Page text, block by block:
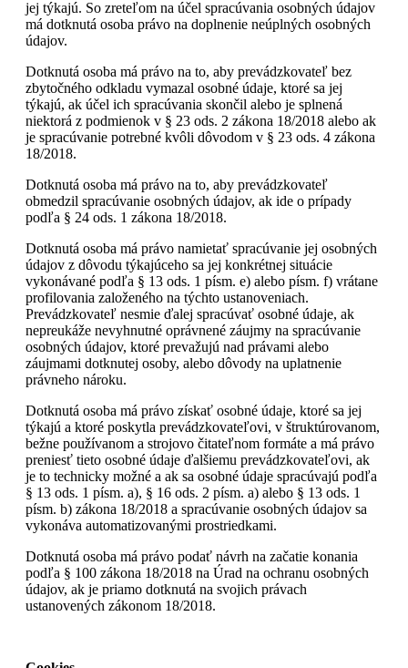
jej týkajú. So zreteľom na účel spracúvania osobných údajov
má dotknutá osoba právo na doplnenie neúplných osobných
údajov.
Dotknutá osoba má právo na to, aby prevádzkovateľ bez
zbytočného odkladu vymazal osobné údaje, ktoré sa jej
týkajú, ak účel ich spracúvania skončil alebo je splnená
niektorá z podmienok v § 23 ods. 2 zákona 18/2018 alebo ak
je spracúvanie potrebné kvôli dôvodom v § 23 ods. 4 zákona
18/2018.
Dotknutá osoba má právo na to, aby prevádzkovateľ
obmedzil spracúvanie osobných údajov, ak ide o prípady
podľa § 24 ods. 1 zákona 18/2018.
Dotknutá osoba má právo namietať spracúvanie jej osobných
údajov z dôvodu týkajúceho sa jej konkrétnej situácie
vykonávané podľa § 13 ods. 1 písm. e) alebo písm. f) vrátane
profilovania založeného na týchto ustanoveniach.
Prevádzkovateľ nesmie ďalej spracúvať osobné údaje, ak
nepreukáže nevyhnutné oprávnené záujmy na spracúvanie
osobných údajov, ktoré prevažujú nad právami alebo
záujmami dotknutej osoby, alebo dôvody na uplatnenie
právneho nároku.
Dotknutá osoba má právo získať osobné údaje, ktoré sa jej
týkajú a ktoré poskytla prevádzkovateľovi, v štruktúrovanom,
bežne používanom a strojovo čitateľnom formáte a má právo
preniesť tieto osobné údaje ďalšiemu prevádzkovateľovi, ak
je to technicky možné a ak sa osobné údaje spracúvajú podľa
§ 13 ods. 1 písm. a), § 16 ods. 2 písm. a) alebo § 13 ods. 1
písm. b) zákona 18/2018 a spracúvanie osobných údajov sa
vykonáva automatizovanými prostriedkami.
Dotknutá osoba má právo podať návrh na začatie konania
podľa § 100 zákona 18/2018 na Úrad na ochranu osobných
údajov, ak je priamo dotknutá na svojich právach
ustanovených zákonom 18/2018.